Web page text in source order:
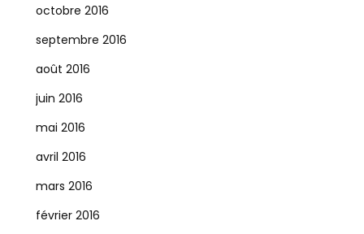
octobre 2016
septembre 2016
août 2016
juin 2016
mai 2016
avril 2016
mars 2016
février 2016